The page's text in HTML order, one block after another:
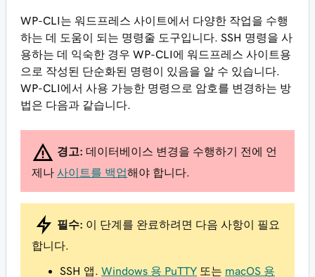
WP-CLI는 워드프레스 사이트에서 다양한 작업을 수행
하는 데 도움이 되는 명령줄 도구입니다. SSH 명령을 사
용하는 데 익숙한 경우 WP-CLI에 워드프레스 사이트용
으로 작성된 단순화된 명령이 있음을 알 수 있습니다.
WP-CLI에서 사용 가능한 명령으로 암호를 변경하는 방
법은 다음과 같습니다.
경고: 데이터베이스 변경을 수행하기 전에 언
제나 사이트를 백업해야 합니다.
필수: 이 단계를 완료하려면 다음 사항이 필요
합니다.
SSH 앱. Windows 용 PuTTY 또는 macOS 용